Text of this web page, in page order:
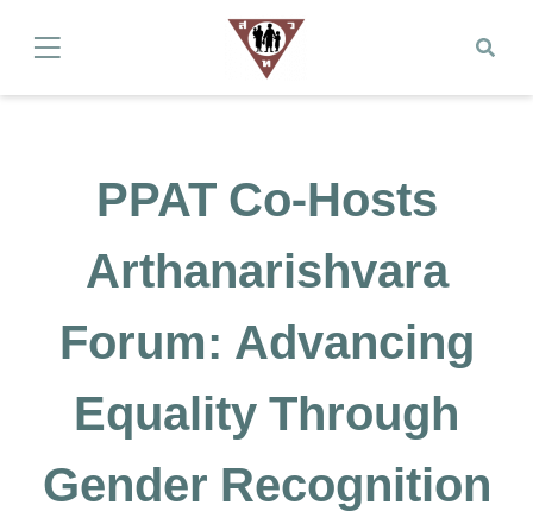
PPAT Co-Hosts
Arthanarishvara
Forum: Advancing
Equality Through
Gender Recognition